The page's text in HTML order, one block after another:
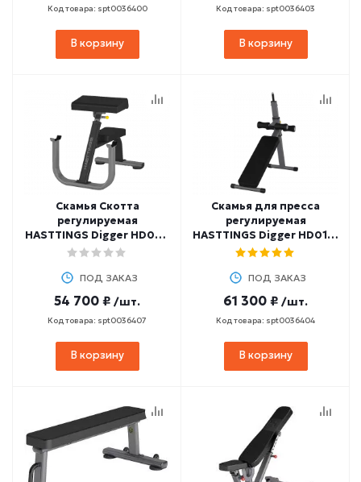
Код товара: spt0036400
В корзину
Код товара: spt0036403
В корзину
Скамья Скотта
регулируемая
HASTTINGS Digger HD017-
4
ПОД ЗАКАЗ
54 700 ₽ /шт.
Код товара: spt0036407
В корзину
Скамья для пресса
регулируемая
HASTTINGS Digger HD013-
4
ПОД ЗАКАЗ
61 300 ₽ /шт.
Код товара: spt0036404
В корзину